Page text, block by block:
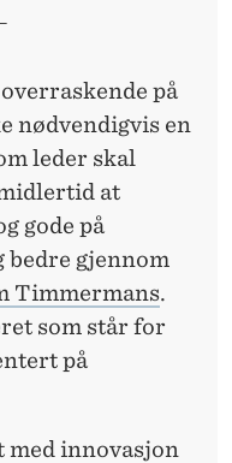
på
nødvendigvis en
leder skal
at
gode på
bedre gjennom
Timmermans.
som står for
på
med innovasjon